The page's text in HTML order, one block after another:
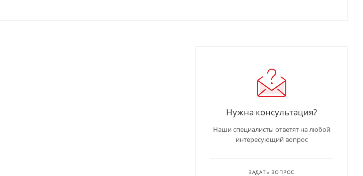
Нужна консультация?
Наши специалисты ответят на любой
интересующий вопрос
ЗАДАТЬ ВОПРОС